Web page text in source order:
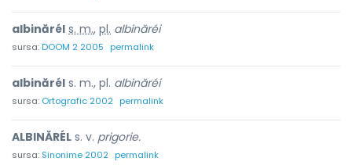
albinărél s. m., pl. albinăréi
sursa:DOOM 2 2005 permalink
albinărél s. m., pl. albinăréi
sursa: Ortografic 2002 permalink
ALBINĂRÉL s. v. prigorie.
sursa: Sinonime 2002 permalink